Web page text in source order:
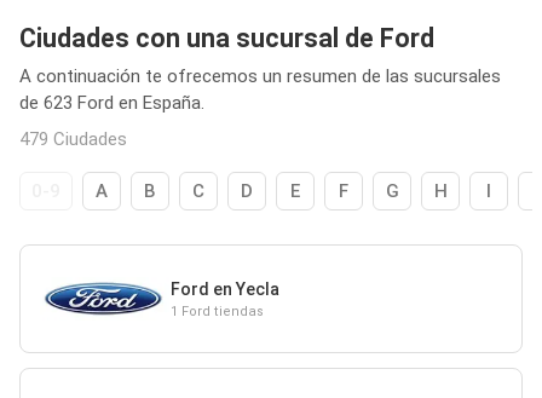
Ciudades con una sucursal de Ford
A continuación te ofrecemos un resumen de las sucursales
de 623 Ford en España.
479 Ciudades
A B C D E F G H I
Ford en Yecla
1 Ford tiendas